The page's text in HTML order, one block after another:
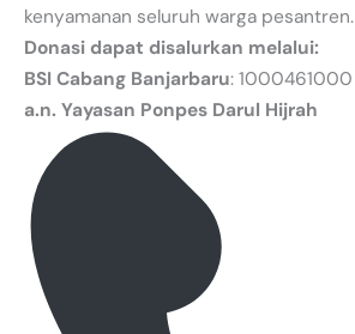
kenyamanan seluruh warga pesantren.
Donasi dapat disalurkan melalui:
BSI Cabang Banjarbaru: 1000461000
a.n. Yayasan Ponpes Darul Hijrah